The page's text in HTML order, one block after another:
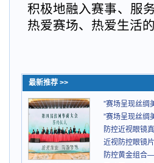
积极地融入赛事、服
热爱赛场、热爱生活的
最新推荐 >>
”赛场呈现丝绸
”赛场呈现丝绸
防控近视眼镜
近视防控眼镜
防控黄金组合